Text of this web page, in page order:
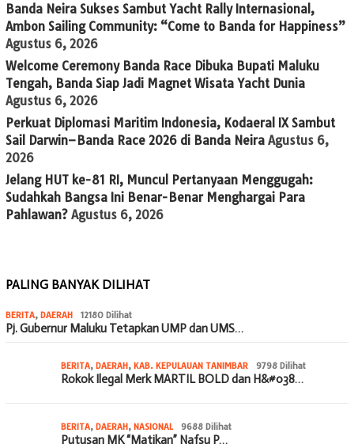
Banda Neira Sukses Sambut Yacht Rally Internasional,
Ambon Sailing Community: “Come to Banda for Happiness”
Agustus 6, 2026
Welcome Ceremony Banda Race Dibuka Bupati Maluku
Tengah, Banda Siap Jadi Magnet Wisata Yacht Dunia
Agustus 6, 2026
Perkuat Diplomasi Maritim Indonesia, Kodaeral IX Sambut
Sail Darwin–Banda Race 2026 di Banda Neira Agustus 6,
2026
Jelang HUT ke-81 RI, Muncul Pertanyaan Menggugah:
Sudahkah Bangsa Ini Benar-Benar Menghargai Para
Pahlawan? Agustus 6, 2026
PALING BANYAK DILIHAT
BERITA, DAERAH 12180 Dilihat
Pj. Gubernur Maluku Tetapkan UMP dan UMS…
BERITA, DAERAH, KAB. KEPULAUAN TANIMBAR 9798 Dilihat
Rokok Ilegal Merk MARTIL BOLD dan H&#038…
BERITA, DAERAH, NASIONAL 9688 Dilihat
Putusan MK “Matikan” Nafsu P…